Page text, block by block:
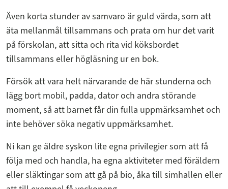
Även korta stunder av samvaro är guld värda, som att
äta mellanmål tillsammans och prata om hur det varit
på förskolan, att sitta och rita vid köksbordet
tillsammans eller högläsning ur en bok.
Försök att vara helt närvarande de här stunderna och
lägg bort mobil, padda, dator och andra störande
moment, så att barnet får din fulla uppmärksamhet och
inte behöver söka negativ uppmärksamhet.
Ni kan ge äldre syskon lite egna privilegier som att få
följa med och handla, ha egna aktiviteter med föräldern
eller släktingar som att gå på bio, åka till simhallen eller